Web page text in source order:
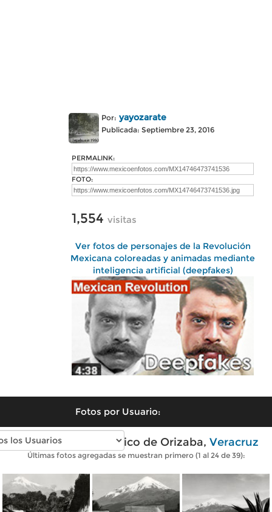
Por: yayozarate
Publicada: Septiembre 23, 2016
PERMALINK:
FOTO:
1,554 visitas
Ver fotos de personajes de la Revolución
Mexicana coloreadas y animadas mediante
inteligencia artificial (deepfakes)
Fotos por Usuario:
Fotos antiguas de Pico de Orizaba, Veracruz
Últimas fotos agregadas se muestran primero (1 al 24 de 39):